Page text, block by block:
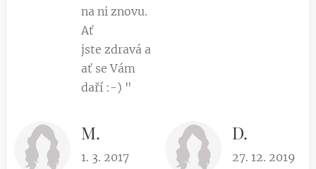
na ni znovu.
Ať
jste zdravá a
ať se Vám
daří :-) "
M.
1. 3. 2017
D.
27. 12. 2019